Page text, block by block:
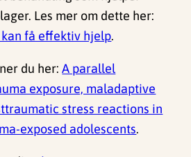
Les mer om dette her:
få effektiv hjelp.
du her:A parallel
exposure, maladaptive
stress reactions in
exposed adolescents.